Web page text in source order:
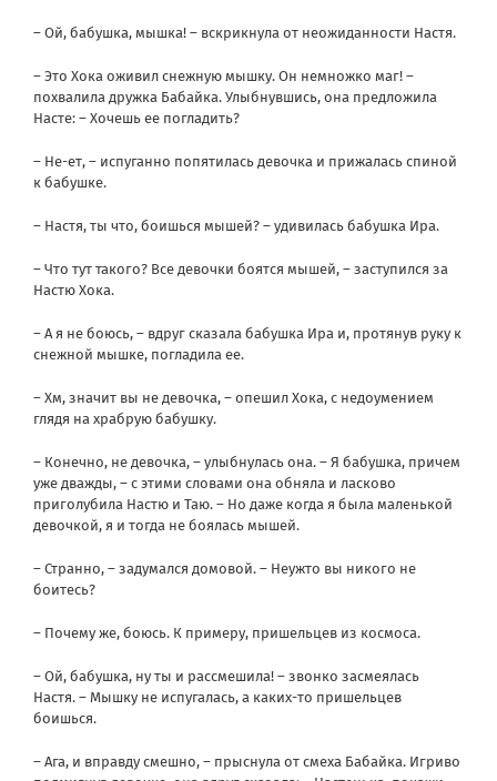
– Ой, бабушка, мышка! – вскрикнула от неожиданности Настя.
– Это Хока оживил снежную мышку. Он немножко маг! –
похвалила дружка Бабайка. Улыбнувшись, она предложила
Насте: – Хочешь ее погладить?
– Не-ет, – испуганно попятилась девочка и прижалась спиной
к бабушке.
– Настя, ты что, боишься мышей? – удивилась бабушка Ира.
– Что тут такого? Все девочки боятся мышей, – заступился за
Настю Хока.
– А я не боюсь, – вдруг сказала бабушка Ира и, протянув руку к
снежной мышке, погладила ее.
– Хм, значит вы не девочка, – опешил Хока, с недоумением
глядя на храбрую бабушку.
– Конечно, не девочка, – улыбнулась она. – Я бабушка, причем
уже дважды, – с этими словами она обняла и ласково
приголубила Настю и Таю. – Но даже когда я была маленькой
девочкой, я и тогда не боялась мышей.
– Странно, – задумался домовой. – Неужто вы никого не
боитесь?
– Почему же, боюсь. К примеру, пришельцев из космоса.
– Ой, бабушка, ну ты и рассмешила! – звонко засмеялась
Настя. – Мышку не испугалась, а каких-то пришельцев
боишься.
– Ага, и вправду смешно, – прыснула от смеха Бабайка. Игриво